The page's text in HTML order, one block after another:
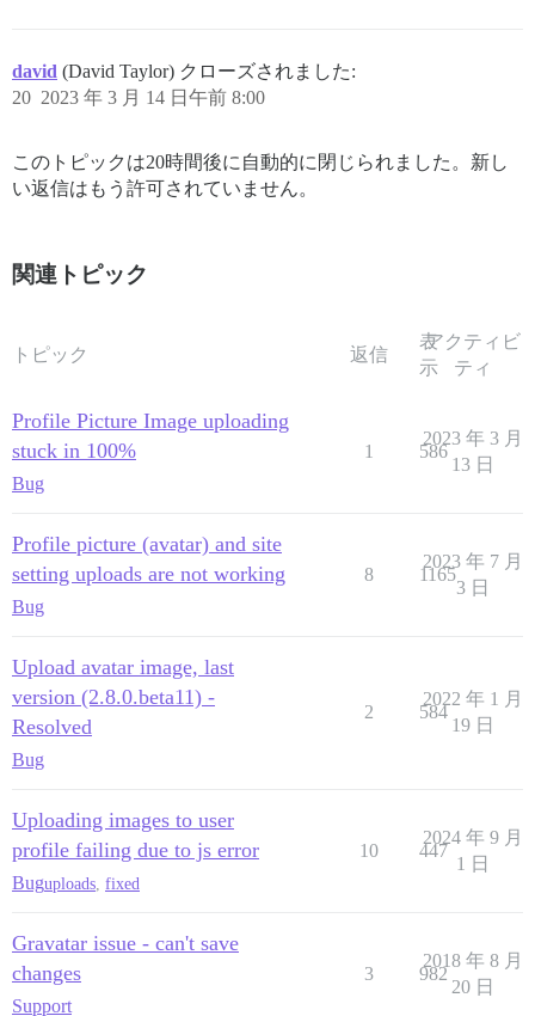
david (David Taylor) クローズされました:
2023 年 3 月 14 日午前 8:00
20
このトピックは20時間後に自動的に閉じられました。新し
い返信はもう許可されていません。
関連トピック
トピック 返信
表
示
アクティビ
ティ
Profile Picture Image uploading
stuck in 100%
Bug
1 586
2023 年 3 月
13 日
Profile picture (avatar) and site
setting uploads are not working
Bug
8 1165
2023 年 7 月
3 日
Upload avatar image, last
version (2.8.0.beta11) -
Resolved
Bug
2 584
2022 年 1 月
19 日
Uploading images to user
profile failing due to js error
Buguploads fixed
10 447
2024 年 9 月
1 日
Gravatar issue - can't save
changes
Support
3 982
2018 年 8 月
20 日